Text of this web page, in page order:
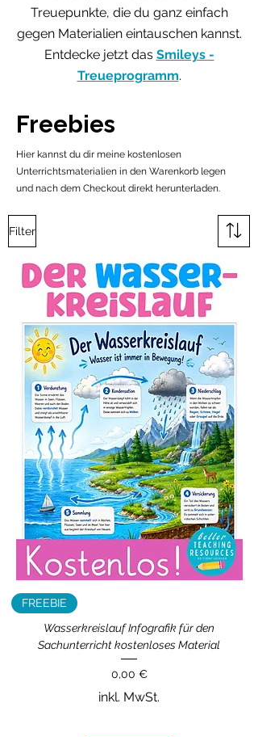
Treuepunkte, die du ganz einfach
gegen Materialien eintauschen kannst.
Entdecke jetzt das Smileys -
Treueprogramm.
Freebies
Hier kannst du dir meine kostenlosen
Unterrichtsmaterialien in den Warenkorb legen
und nach dem Checkout direkt herunterladen.
Filter
FREEBIE
Wasserkreislauf Infografik für den
Sachunterricht kostenloses Material
Preis
0,00 €
inkl. MwSt.